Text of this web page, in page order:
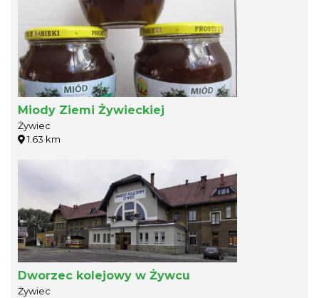
Miody Ziemi Żywieckiej
Żywiec
1.63 km
Dworzec kolejowy w Żywcu
Żywiec